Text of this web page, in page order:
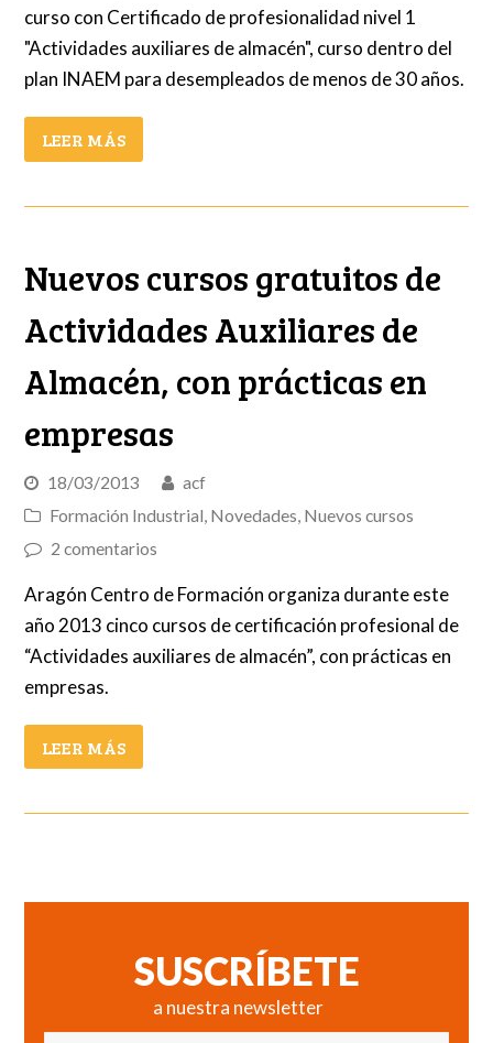
curso con Certificado de profesionalidad nivel 1
"Actividades auxiliares de almacén", curso dentro del
plan INAEM para desempleados de menos de 30 años.
LEER MÁS
Nuevos cursos gratuitos de
Actividades Auxiliares de
Almacén, con prácticas en
empresas
18/03/2013
acf
Formación Industrial, Novedades, Nuevos cursos
2 comentarios
Aragón Centro de Formación organiza durante este
año 2013 cinco cursos de certificación profesional de
“Actividades auxiliares de almacén”, con prácticas en
empresas.
LEER MÁS
SUSCRÍBETE
a nuestra newsletter
Nombre